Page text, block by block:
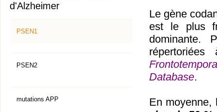
d'Alzheimer
PSEN1
PSEN2
mutations APP
Le gène
est le plus
Database.
En moyenne,